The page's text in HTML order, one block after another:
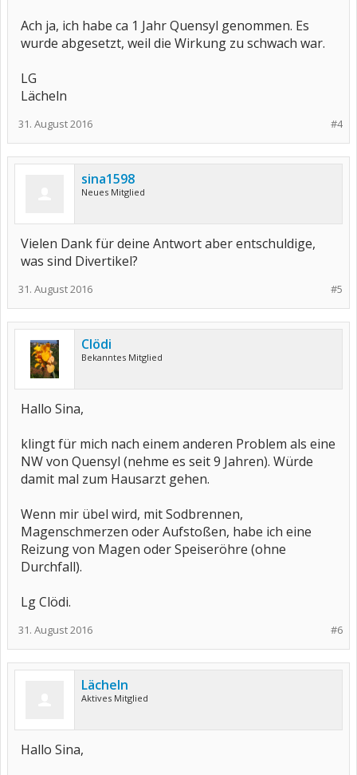
Ach ja, ich habe ca 1 Jahr Quensyl genommen. Es
wurde abgesetzt, weil die Wirkung zu schwach war.
LG
Lächeln
#4
31. August 2016
sina1598
Neues Mitglied
Vielen Dank für deine Antwort aber entschuldige,
was sind Divertikel?
#5
31. August 2016
Clödi
Bekanntes Mitglied
Hallo Sina,
klingt für mich nach einem anderen Problem als eine
NW von Quensyl (nehme es seit 9 Jahren). Würde
damit mal zum Hausarzt gehen.
Wenn mir übel wird, mit Sodbrennen,
Magenschmerzen oder Aufstoßen, habe ich eine
Reizung von Magen oder Speiseröhre (ohne
Durchfall).
Lg Clödi.
#6
31. August 2016
Lächeln
Aktives Mitglied
Hallo Sina,